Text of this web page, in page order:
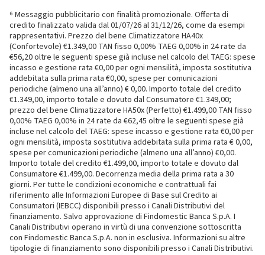
⁶ Messaggio pubblicitario con finalità promozionale. Offerta di
credito finalizzato valida dal 01/07/26 al 31/12/26, come da esempi
rappresentativi. Prezzo del bene Climatizzatore HA40x
(Confortevole) €1.349,00 TAN fisso 0,00% TAEG 0,00% in 24 rate da
€56,20 oltre le seguenti spese già incluse nel calcolo del TAEG: spese
incasso e gestione rata €0,00 per ogni mensilità, imposta sostitutiva
addebitata sulla prima rata €0,00, spese per comunicazioni
periodiche (almeno una all’anno) € 0,00. Importo totale del credito
€1.349,00, importo totale e dovuto dal Consumatore €1.349,00;
prezzo del bene Climatizzatore HA50x (Perfetto) €1.499,00 TAN fisso
0,00% TAEG 0,00% in 24 rate da €62,45 oltre le seguenti spese già
incluse nel calcolo del TAEG: spese incasso e gestione rata €0,00 per
ogni mensilità, imposta sostitutiva addebitata sulla prima rata € 0,00,
spese per comunicazioni periodiche (almeno una all’anno) €0,00.
Importo totale del credito €1.499,00, importo totale e dovuto dal
Consumatore €1.499,00. Decorrenza media della prima rata a 30
giorni. Per tutte le condizioni economiche e contrattuali fai
riferimento alle Informazioni Europee di Base sul Credito ai
Consumatori (IEBCC) disponibili presso i Canali Distributivi del
finanziamento. Salvo approvazione di Findomestic Banca S.p.A. I
Canali Distributivi operano in virtù di una convenzione sottoscritta
con Findomestic Banca S.p.A. non in esclusiva. Informazioni su altre
tipologie di finanziamento sono disponibili presso i Canali Distributivi.